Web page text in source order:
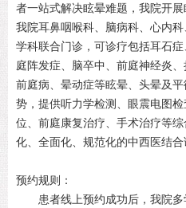
者一站式解决眩晕难题，我院开
我院耳鼻咽喉科、脑病科、心内
学科联合门诊，可诊疗包括耳石
庭阵发症、脑卒中、前庭神经炎
前庭病、晕动症等眩晕、头晕及
势，提供听力学检测、眼震电图
位、前庭康复治疗、手术治疗等
化、全面化、规范化的中西医结合
预约规则：
患者线上预约成功后，我院多